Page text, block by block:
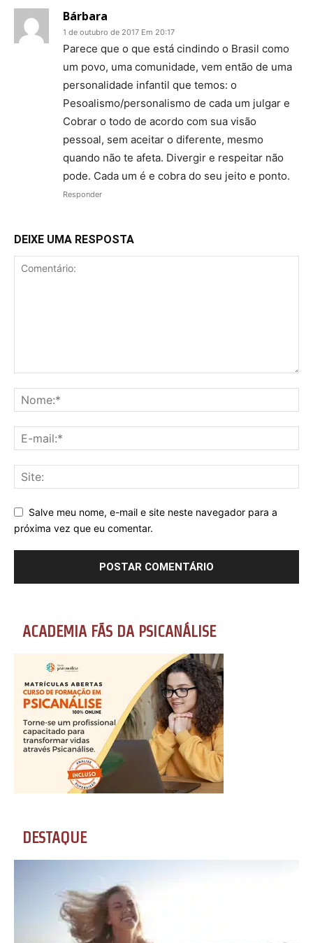
Bárbara
1 de outubro de 2017 Em 20:17
Parece que o que está cindindo o Brasil como
um povo, uma comunidade, vem então de uma
personalidade infantil que temos: o
Pesoalismo/personalismo de cada um julgar e
Cobrar o todo de acordo com sua visão
pessoal, sem aceitar o diferente, mesmo
quando não te afeta. Divergir e respeitar não
pode. Cada um é e cobra do seu jeito e ponto.
Responder
DEIXE UMA RESPOSTA
Salve meu nome, e-mail e site neste navegador para a
próxima vez que eu comentar.
ACADEMIA FÃS DA PSICANÁLISE
DESTAQUE